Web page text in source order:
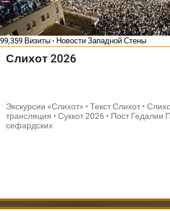
99,359 Визиты Новости Западной Стены
Слихот 2026
Экскурсии «Слихот» • Текст Слихот •
трансляция • Суккот 2026 • Пост Гедалии
сефардских